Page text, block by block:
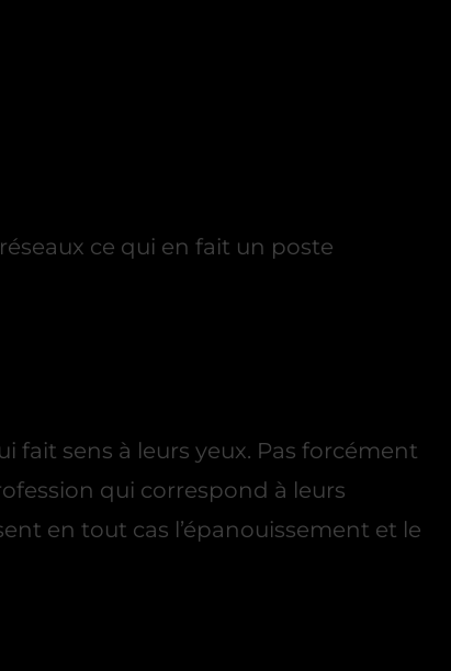
ce qui en fait un poste
fait sens à leurs yeux. Pas forcément
qui correspond à leurs
en tout cas l’épanouissement et le